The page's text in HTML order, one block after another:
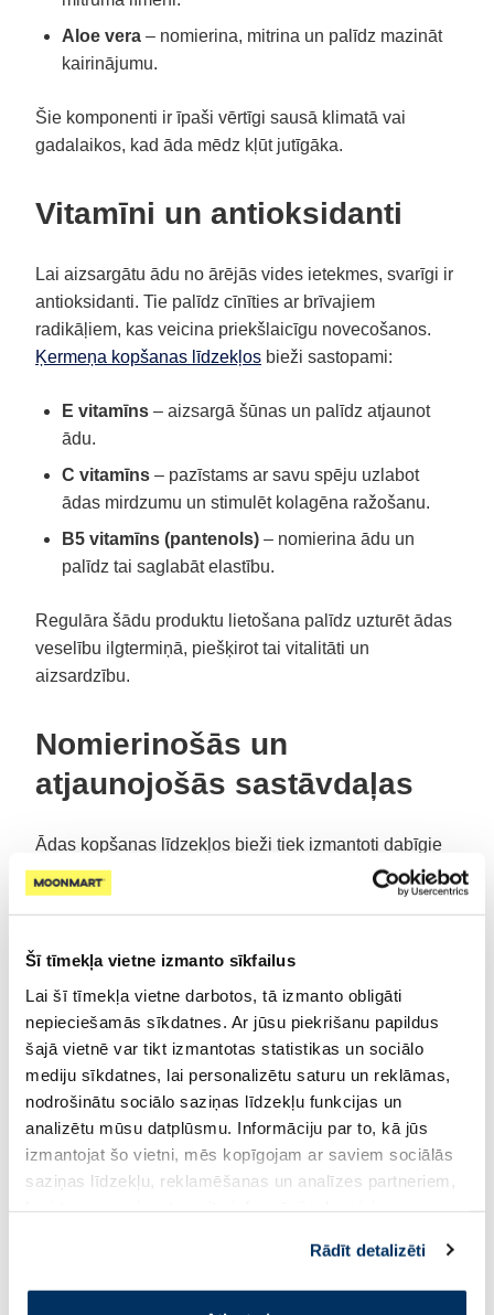
Šī tīmekļa vietne izmanto sīkfailus
Lai šī tīmekļa vietne darbotos, tā izmanto obligāti
nepieciešamās sīkdatnes. Ar jūsu piekrišanu papildus
šajā vietnē var tikt izmantotas statistikas un sociālo
mediju sīkdatnes, lai personalizētu saturu un reklāmas,
nodrošinātu sociālo saziņas līdzekļu funkcijas un
analizētu mūsu datplūsmu. Informāciju par to, kā jūs
izmantojat šo vietni, mēs kopīgojam ar saviem sociālās
saziņas līdzekļu, reklamēšanas un analīzes partneriem,
pakalpojumus. Ja piekrītat šo papildu sīkdatņu
izmantošanai, lūdzu, atzīmējiet savu izvēli:
Rādīt detalizēti
Aloe vera – nomierina, mitrina un palīdz mazināt
kairinājumu.
Šie komponenti ir īpaši vērtīgi sausā klimatā vai
gadalaikos, kad āda mēdz kļūt jutīgāka.
Vitamīni un antioksidanti
Lai aizsargātu ādu no ārējās vides ietekmes, svarīgi ir
antioksidanti. Tie palīdz cīnīties ar brīvajiem
radikāļiem, kas veicina priekšlaicīgu novecošanos.
Ķermeņa kopšanas līdzekļos bieži sastopami:
E vitamīns – aizsargā šūnas un palīdz atjaunot
ādu.
C vitamīns – pazīstams ar savu spēju uzlabot
ādas mirdzumu un stimulēt kolagēna ražošanu.
B5 vitamīns (pantenols) – nomierina ādu un
palīdz tai saglabāt elastību.
Regulāra šādu produktu lietošana palīdz uzturēt ādas
veselību ilgtermiņā, piešķirot tai vitalitāti un
aizsardzību.
Nomierinošās un
atjaunojošās sastāvdaļas
Ādas kopšanas līdzekļos bieži tiek izmantoti dabīgie
ekstrakti, kas nodrošina nomierinošu iedarbību.
Populārākie ir kumelīšu, lavandas un kliņģerīšu
un sniedz ādai komforta sajūtu.
Līdzīgi darbojas arī auzu ekstrakti, kas bagātina ādu
ar barojošām vielām un ir piemēroti pat jutīgai ādai.
Kāpēc izvairīties no
agresīvām sastāvdaļām?
parabēnus, spirtu vai mākslīgas smaržvielas, kas
ilgtermiņā var kairināt ādu. Saudzīgāk ir izvēlēties